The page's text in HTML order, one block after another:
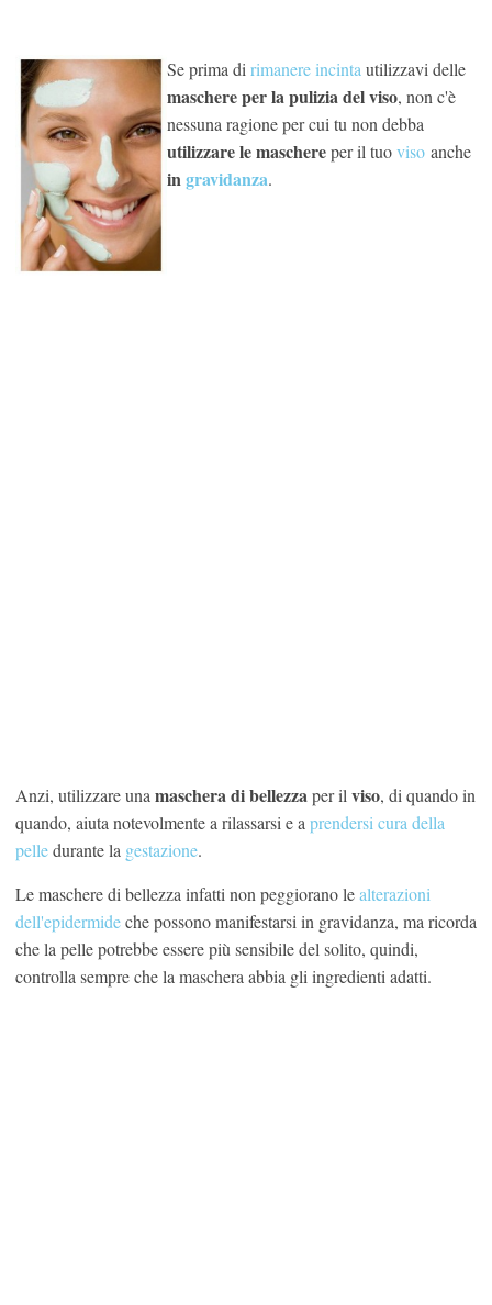
Se prima di rimanere incinta utilizzavi delle
maschere per la pulizia del viso, non c'è
nessuna ragione per cui tu non debba
utilizzare le maschereper il tuoviso anche
ingravidanza.
Anzi, utilizzare una maschera di bellezzaper il viso, di quando in
quando, aiuta notevolmente a rilassarsi e a prendersi cura della
pelledurante la gestazione.
Le maschere di bellezza infatti non peggiorano lealterazioni
dell'epidermideche possono manifestarsi in gravidanza, ma ricorda
che la pelle potrebbe essere più sensibile del solito, quindi,
controlla sempre che la maschera abbia gli ingredienti adatti.